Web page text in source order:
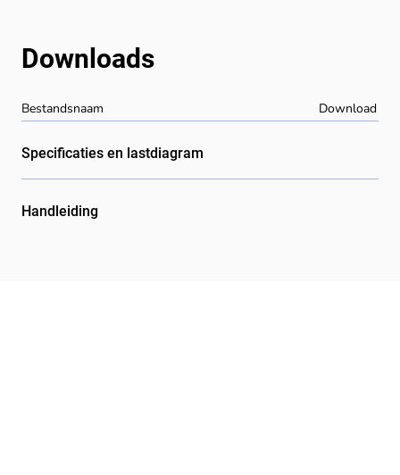
Bestandsnaam Download
Downloads
Specificaties en lastdiagram
Handleiding